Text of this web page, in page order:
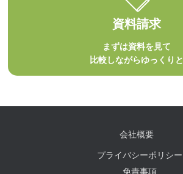
資料請求
まずは資料を見て
比較しながらゆっくりと
会社概要
プライバシーポリシー
免責事項